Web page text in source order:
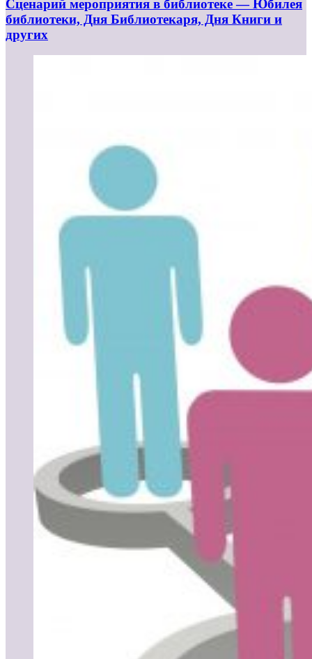
Сценарий мероприятия в библиотеке — Юбилея
библиотеки, Дня Библиотекаря, Дня Книги и
других